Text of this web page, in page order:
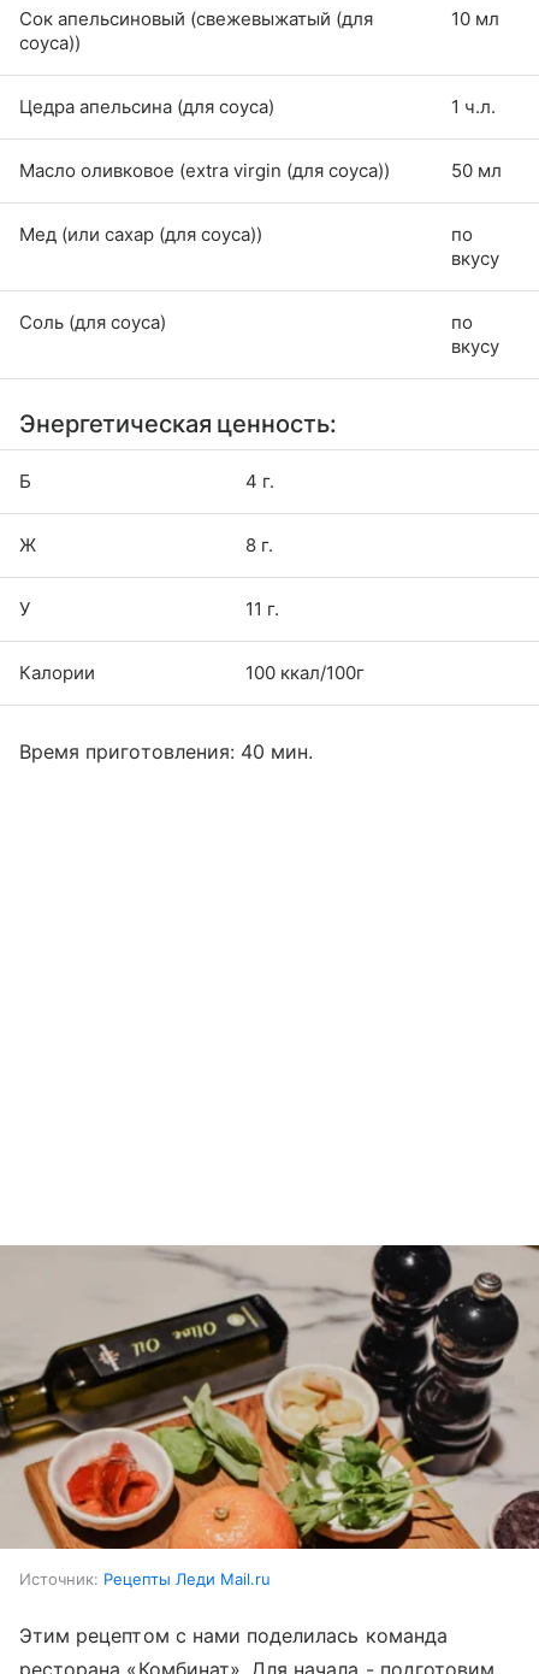
Сок апельсиновый (свежевыжатый (для
соуса))
10 мл
Цедра апельсина (для соуса) 1 ч.л.
Масло оливковое (extra virgin (для соуса)) 50 мл
Мед (или сахар (для соуса))
по
вкусу
Соль (для соуса)
по
вкусу
Энергетическая ценность:
Б 4 г.
Ж 8 г.
У 11 г.
Калории 100 ккал/100г
Время приготовления: 40 мин.
Источник: Рецепты Леди Mail.ru
Этим рецептом с нами поделилась команда